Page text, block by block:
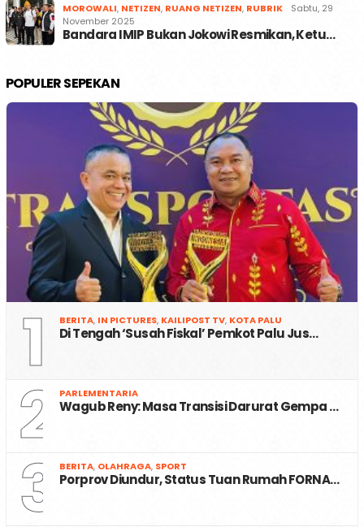
MOROWALI, NETIZEN, RUANG NETIZEN, RUBRIK
Sabtu, 29
November 2025
Bandara IMIP Bukan Jokowi Resmikan, Ketu…
POPULER SEPEKAN
1 BERITA, IN PICTURES, KAILIPOST TV, KOTA PALU
Di Tengah ‘Susah Fiskal’ Pemkot Palu Jus…
2 PARLEMENTARIA
Wagub Reny: Masa Transisi Darurat Gempa …
3 BERITA, OLAHRAGA, SPORT
Porprov Diundur, Status Tuan Rumah FORNA…